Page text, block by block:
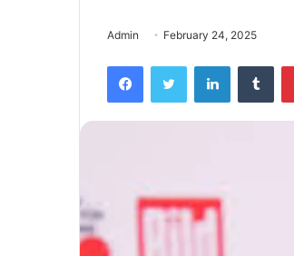
Admin February 24, 2025
FacebookTwitter LinkedIn